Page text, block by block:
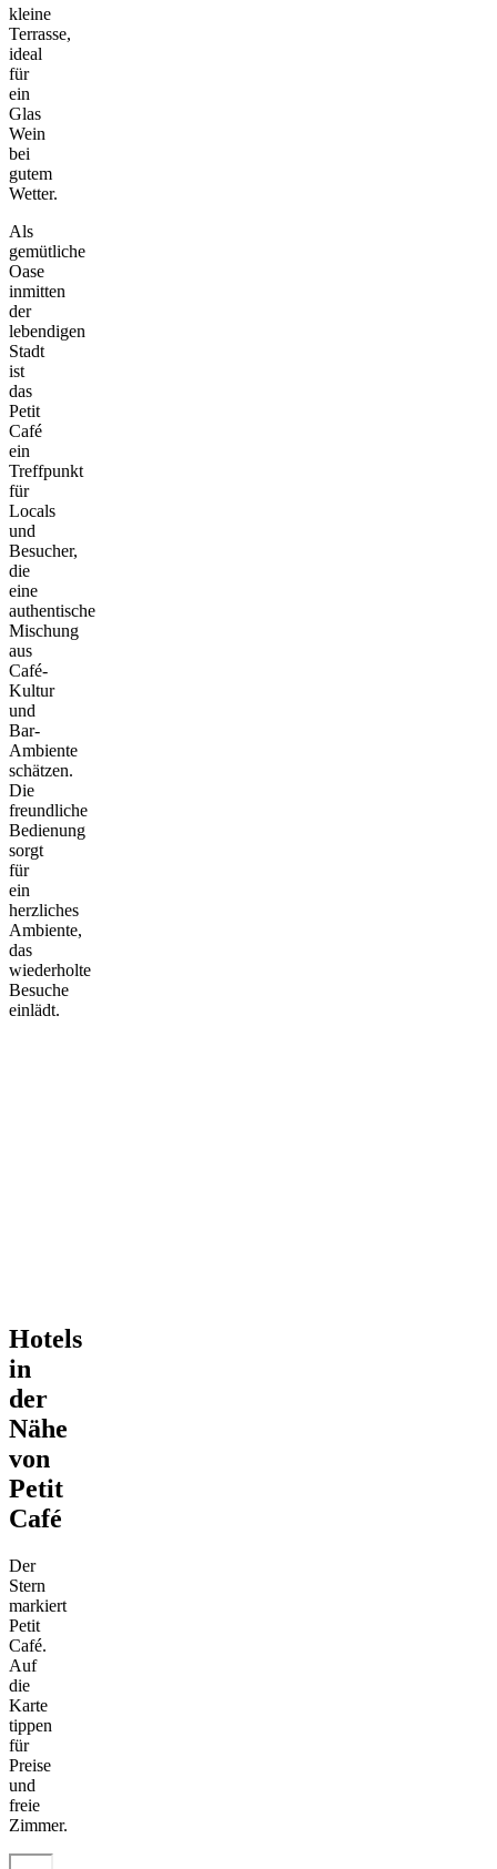
kleine
Terrasse,
ideal
für
ein
Glas
Wein
bei
gutem
Wetter.
Als
gemütliche
Oase
inmitten
der
lebendigen
Stadt
ist
das
Petit
Café
ein
Treffpunkt
für
Locals
und
Besucher,
die
eine
authentische
Mischung
aus
Café-
Kultur
und
Bar-
Ambiente
schätzen.
Die
freundliche
Bedienung
sorgt
für
ein
herzliches
Ambiente,
das
wiederholte
Besuche
einlädt.
Hotels
in
der
Nähe
von
Petit
Café
Der
Stern
markiert
Petit
Café.
Auf
die
Karte
tippen
für
Preise
und
freie
Zimmer.